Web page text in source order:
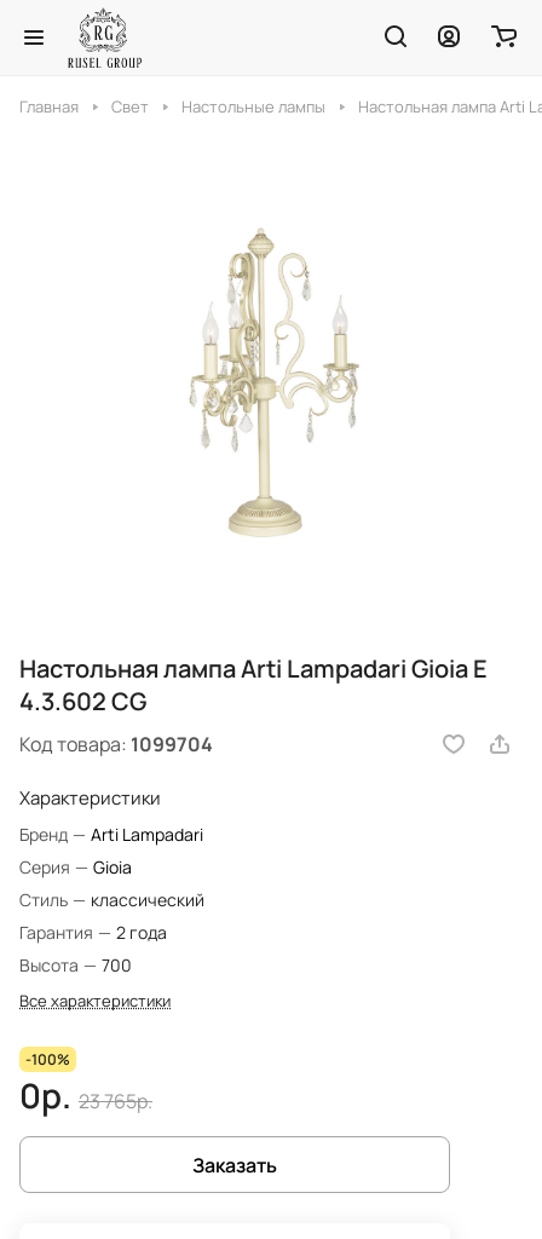
Главная Свет Настольные лампы Настольная лампа Arti
Настольная лампа Arti Lampadari Gioia E
4.3.602 CG
Код товара: 1099704
Характеристики
Бренд — Arti Lampadari
Серия — Gioia
Стиль — классический
Гарантия — 2 года
Высота — 700
Все характеристики
-100%
0р. 23 765р.
Заказать